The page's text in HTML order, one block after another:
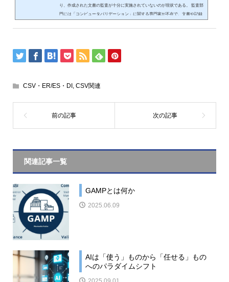
り、作成された文書の監査が十分に実施されていないのが現状である。 監査部
門には「コンピュータバリデーション」に関する専門家が不在で、文書や記録
CSV・ER/ES・DI , CSV関連
関連記事一覧
GAMPとは何か
2025.06.09
AIは「使う」ものから「任せる」もの
へのパラダイムシフト